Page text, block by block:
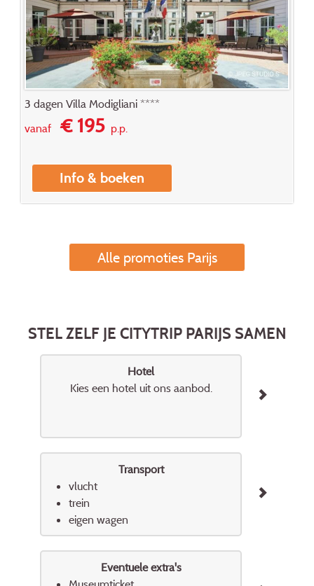
3 dagen Villa Modigliani ****
vanaf€ 195p.p.
Info & boeken
Alle promoties Parijs
STEL ZELF JE CITYTRIP PARIJS SAMEN
Hotel
Kies een hotel uit ons aanbod.
Transport
vlucht
trein
eigen wagen
Eventuele extra's